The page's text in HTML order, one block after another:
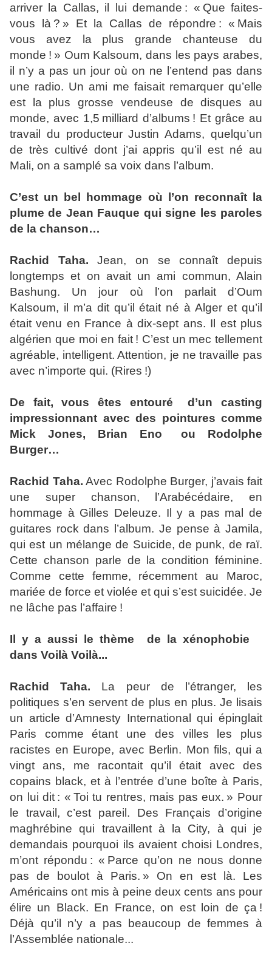
arriver la Callas, il lui demande : « Que faites-
vous là ? » Et la Callas de répondre : « Mais
vous avez la plus grande chanteuse du
monde ! » Oum Kalsoum, dans les pays arabes,
il n’y a pas un jour où on ne l’entend pas dans
une radio. Un ami me faisait remarquer qu’elle
est la plus grosse vendeuse de disques au
monde, avec 1,5 milliard d’albums ! Et grâce au
travail du producteur Justin Adams, quelqu’un
de très cultivé dont j’ai appris qu’il est né au
Mali, on a samplé sa voix dans l’album.
C’est un bel hommage où l’on reconnaît la
plume de Jean Fauque qui signe les paroles
de la chanson…
Rachid Taha. Jean, on se connaît depuis
longtemps et on avait un ami commun, Alain
Bashung. Un jour où l’on parlait d’Oum
Kalsoum, il m’a dit qu’il était né à Alger et qu’il
était venu en France à dix-sept ans. Il est plus
algérien que moi en fait ! C’est un mec tellement
agréable, intelligent. Attention, je ne travaille pas
avec n’importe qui. (Rires !)
De fait, vous êtes entouré d’un casting
impressionnant avec des pointures comme
Mick Jones, Brian Eno ou Rodolphe
Burger…
Rachid Taha. Avec Rodolphe Burger, j’avais fait
une super chanson, l’Arabécédaire, en
hommage à Gilles Deleuze. Il y a pas mal de
guitares rock dans l’album. Je pense à Jamila,
qui est un mélange de Suicide, de punk, de raï.
Cette chanson parle de la condition féminine.
Comme cette femme, récemment au Maroc,
mariée de force et violée et qui s’est suicidée. Je
ne lâche pas l’affaire !
Il y a aussi le thème de la xénophobie
dans Voilà Voilà...
Rachid Taha. La peur de l’étranger, les
politiques s’en servent de plus en plus. Je lisais
un article d’Amnesty International qui épinglait
Paris comme étant une des villes les plus
racistes en Europe, avec Berlin. Mon fils, qui a
vingt ans, me racontait qu’il était avec des
copains black, et à l’entrée d’une boîte à Paris,
on lui dit : « Toi tu rentres, mais pas eux. » Pour
le travail, c’est pareil. Des Français d’origine
maghrébine qui travaillent à la City, à qui je
demandais pourquoi ils avaient choisi Londres,
m’ont répondu : « Parce qu’on ne nous donne
pas de boulot à Paris. » On en est là. Les
Américains ont mis à peine deux cents ans pour
élire un Black. En France, on est loin de ça !
Déjà qu’il n’y a pas beaucoup de femmes à
l’Assemblée nationale...